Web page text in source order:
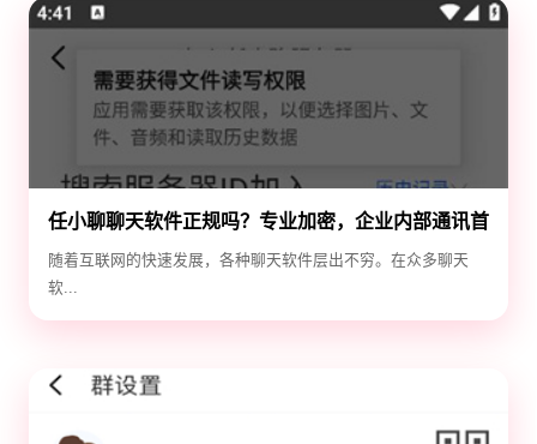
任小聊聊天软件正规吗？专业加密，企业内部通讯首
选！
随着互联网的快速发展，各种聊天软件层出不穷。在众多聊天
软...